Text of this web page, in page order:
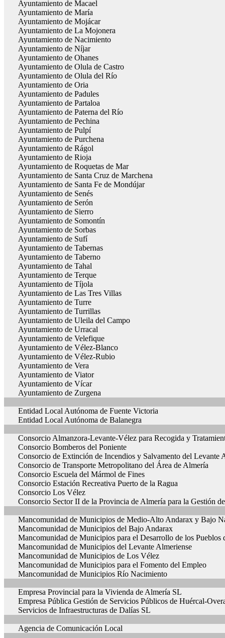
Ayuntamiento de Macael
Ayuntamiento de María
Ayuntamiento de Mojácar
Ayuntamiento de La Mojonera
Ayuntamiento de Nacimiento
Ayuntamiento de Níjar
Ayuntamiento de Ohanes
Ayuntamiento de Olula de Castro
Ayuntamiento de Olula del Río
Ayuntamiento de Oria
Ayuntamiento de Padules
Ayuntamiento de Partaloa
Ayuntamiento de Paterna del Río
Ayuntamiento de Pechina
Ayuntamiento de Pulpí
Ayuntamiento de Purchena
Ayuntamiento de Rágol
Ayuntamiento de Rioja
Ayuntamiento de Roquetas de Mar
Ayuntamiento de Santa Cruz de Marchena
Ayuntamiento de Santa Fe de Mondújar
Ayuntamiento de Senés
Ayuntamiento de Serón
Ayuntamiento de Sierro
Ayuntamiento de Somontín
Ayuntamiento de Sorbas
Ayuntamiento de Sufí
Ayuntamiento de Tabernas
Ayuntamiento de Taberno
Ayuntamiento de Tahal
Ayuntamiento de Terque
Ayuntamiento de Tíjola
Ayuntamiento de Las Tres Villas
Ayuntamiento de Turre
Ayuntamiento de Turrillas
Ayuntamiento de Uleila del Campo
Ayuntamiento de Urracal
Ayuntamiento de Velefique
Ayuntamiento de Vélez-Blanco
Ayuntamiento de Vélez-Rubio
Ayuntamiento de Vera
Ayuntamiento de Viator
Ayuntamiento de Vícar
Ayuntamiento de Zurgena
Entidad Local Autónoma de Fuente Victoria
Entidad Local Autónoma de Balanegra
Consorcio Almanzora-Levante-Vélez para Recogida y
Consorcio Bomberos del Poniente
Consorcio de Extinción de Incendios y Salvamento del Levante
Consorcio de Transporte Metropolitano del Área de Almería
Consorcio Escuela del Mármol de Fines
Consorcio Estación Recreativa Puerto de la Ragua
Consorcio Los Vélez
Consorcio Sector II de la Provincia de Almería para la Gestión
Mancomunidad de Municipios de Medio-Alto Andarax y Bajo
Mancomunidad de Municipios del Bajo Andarax
Mancomunidad de Municipios para el Desarrollo de los Pueblos
Mancomunidad de Municipios del Levante Almeriense
Mancomunidad de Municipios de Los Vélez
Mancomunidad de Municipios para el Fomento del Empleo
Mancomunidad de Municipios Río Nacimiento
Empresa Provincial para la Vivienda de Almería SL
Empresa Pública Gestión de Servicios Públicos de Huércal-
Servicios de Infraestructuras de Dalías SL
Agencia de Comunicación Local